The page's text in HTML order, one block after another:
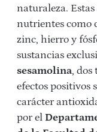
naturaleza.
nutrientes como
zinc, hierro y
sustancias
sesamolina, dos
efectos positivos
carácter
por el